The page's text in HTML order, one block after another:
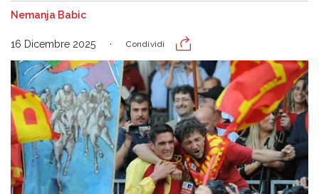
Nemanja Babic
16 Dicembre 2025 Condividi